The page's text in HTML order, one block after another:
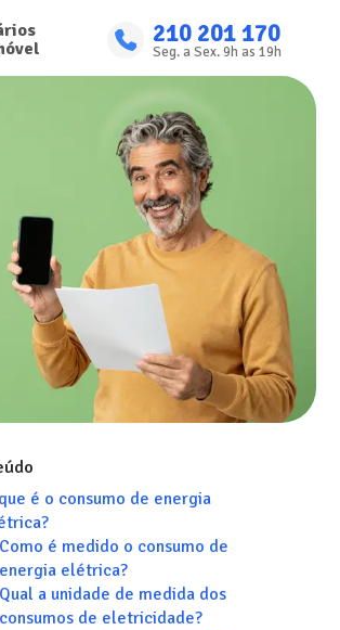
210 201 170
Seg. a Sex. 9h as 19h
é o consumo de energia
Como é medido o consumo de
energia elétrica?
Qual a unidade de medida dos
consumos de eletricidade?